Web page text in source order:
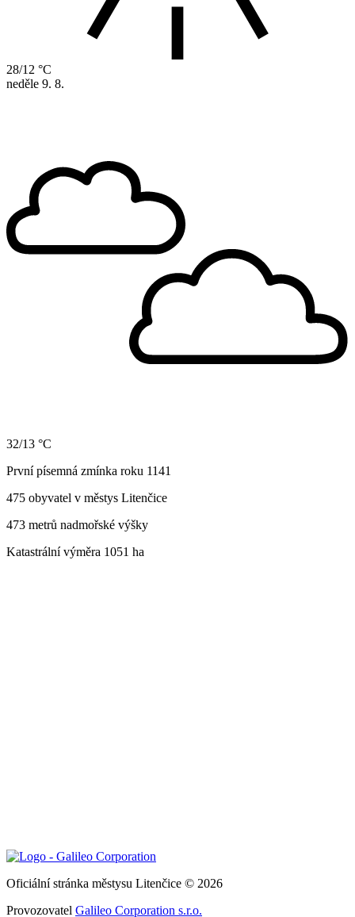
28/12 °C
neděle 9. 8.
32/13 °C
První písemná zmínka roku 1141
475 obyvatel v městys Litenčice
473 metrů nadmořské výšky
Katastrální výměra 1051 ha
Oficiální stránka městysu Litenčice © 2026
Provozovatel Galileo Corporation s.r.o.